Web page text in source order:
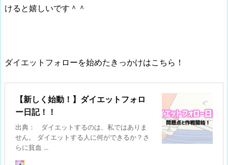
けると嬉しいです＾＾
ダイエットフォローを始めたきっかけはこちら！
【新しく始動！】ダイエットフォロ
ー日記！！
出典： ダイエットするのは、私ではありま
せん。 ダイエットする人に何ができるか？さ
らに貧血 ...